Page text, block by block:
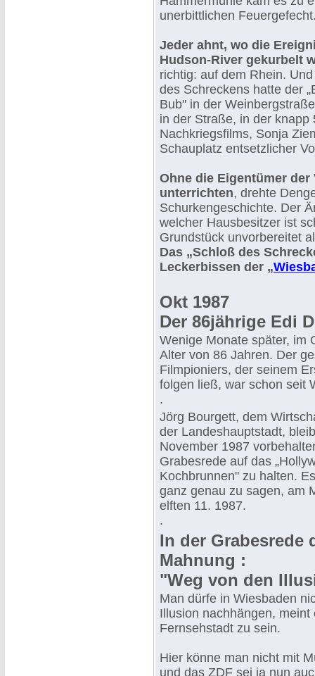
unerbittlichen
Jeder ahnt, wo die
Hudson-River gekurbelt
richtig: auf dem Rhein.
des Schreckens hatte der
Bub" in der
in der Straße, in der
Nachkriegsfilms, Sonja
Schauplatz entsetzlicher
Ohne die Eigentümer
unterrichten, drehte
Schurkengeschichte. Der
welcher Hausbesitzer ist
Grundstück unvorbereitet
Das „Schloß des
Leckerbissen der „
Okt 1987
Der 86jährige Edi
Wenige Monate später, im
Alter von 86 Jahren. Der
Filmpioniers, der seinem
folgen ließ, war schon seit
.
Jörg Bourgett, dem
der Landeshauptstadt,
November 1987
Grabesrede auf das
Kochbrunnen" zu halten.
ganz genau zu sagen, am
elften 11. 1987.
.
In der Grabesrede
Mahnung :
"Weg von den
Man dürfe in Wiesbaden
Illusion nachhängen, meint
Fernsehstadt zu sein.
Hier könne man nicht mit
und das ZDF sei ja nun